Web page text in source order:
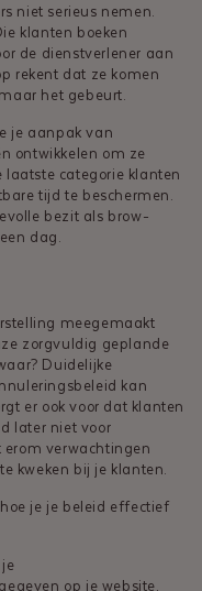
niet serieus nemen.
klanten boeken
de dienstverlener aan
rekent dat ze komen
het gebeurt.
je aanpak van
ontwikkelen om ze
laatste categorie klanten
tijd te beschermen.
bezit als brow-
dag.
meegemaakt
zorgvuldig geplande
Duidelijke
kan
er ook voor dat klanten
later niet voor
verwachtingen
kweken bij je klanten.
je je beleid effectief
op je website,